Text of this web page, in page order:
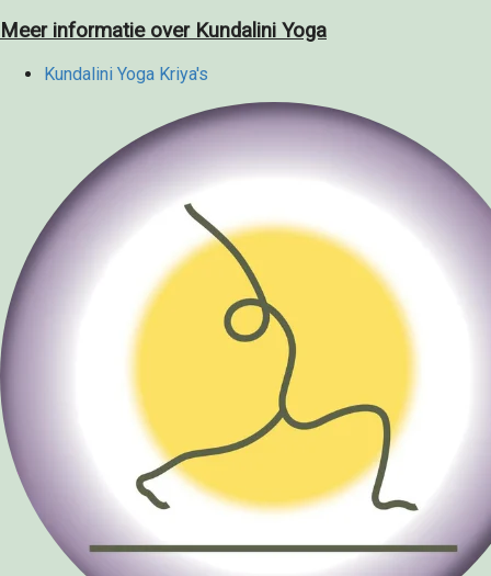
Meer informatie over Kundalini Yoga
Kundalini Yoga Kriya's